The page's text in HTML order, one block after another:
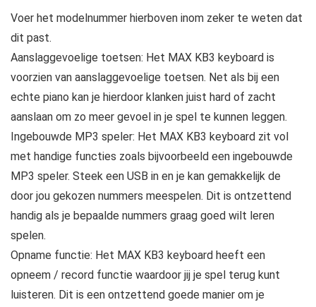
Voer het modelnummer hierboven inom zeker te weten dat
dit past.
Aanslaggevoelige toetsen: Het MAX KB3 keyboard is
voorzien van aanslaggevoelige toetsen. Net als bij een
echte piano kan je hierdoor klanken juist hard of zacht
aanslaan om zo meer gevoel in je spel te kunnen leggen.
Ingebouwde MP3 speler: Het MAX KB3 keyboard zit vol
met handige functies zoals bijvoorbeeld een ingebouwde
MP3 speler. Steek een USB in en je kan gemakkelijk de
door jou gekozen nummers meespelen. Dit is ontzettend
handig als je bepaalde nummers graag goed wilt leren
spelen.
Opname functie: Het MAX KB3 keyboard heeft een
opneem / record functie waardoor jij je spel terug kunt
luisteren. Dit is een ontzettend goede manier om je